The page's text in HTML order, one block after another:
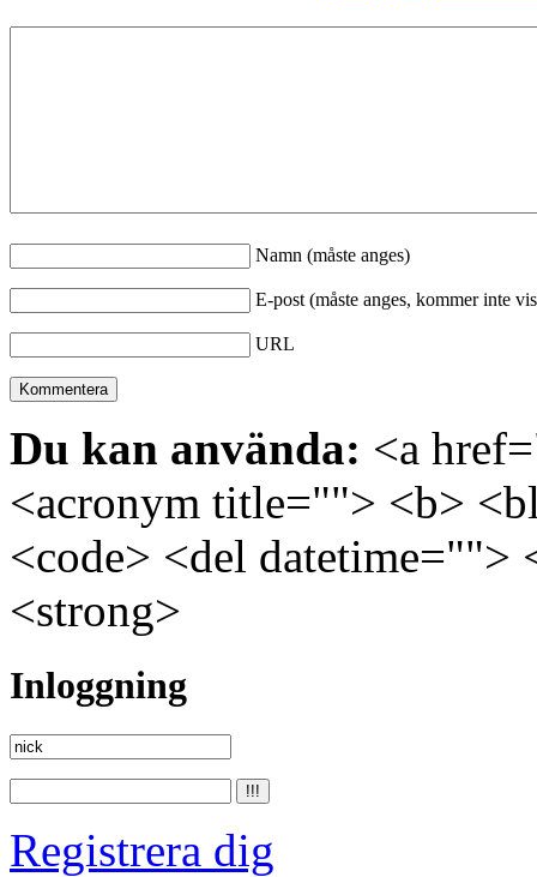
Namn (måste anges)
E-post (måste anges, kommer inte
URL
Du kan använda: <a
<acronym title=""> <b>
<code> <del
<strong>
Inloggning
Registrera dig